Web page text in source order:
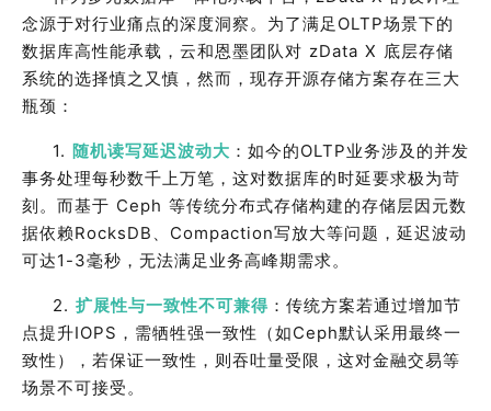
念源于对行业痛点的深度洞察。为了满足 OLTP场景下的
数据库高性能承载，云和恩墨团队对 zData X 底层存储
系统的选择慎之又慎，然而，现存开源存储方案存在三大
瓶颈：
1. 随机读写延迟波动大 ：如今的OLTP业务涉及的并发
事务处理每秒数千上万笔，这对数据库的时延要求极为苛
刻。而基于 Ceph 等传统分布式存储构建的存储层因元数
据依赖RocksDB 、 Compaction写放大等问题，延迟波动
可达1-3毫秒，无法满足业务高峰期需求。
2. 扩展性与一致性不可兼得 ：传统方案若通过增加节
点提升IOPS ，需牺牲强一致性（如Ceph默认采用最终一
致性），若保证一致性，则吞吐量受限，这对金融交易等
场景不可接受。